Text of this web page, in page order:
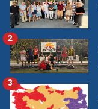
2
3